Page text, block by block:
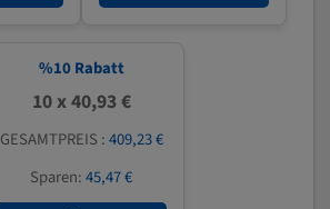
%10 Rabatt
10 x 40,93 €
GESAMTPREIS :409,23 €
Sparen:45,47 €